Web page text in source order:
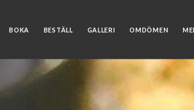
BOKA BESTÄLL GALLERI OMDÖMEN